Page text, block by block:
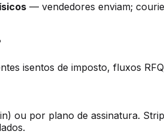
— vendedores enviam;
isentos de imposto, fluxos
ou por plano de assinatura.